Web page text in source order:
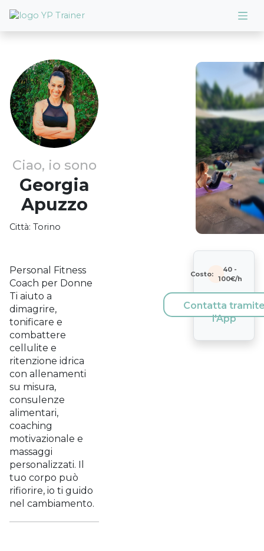
Ciao, io sono
Georgia
Apuzzo
Città: Torino
Personal Fitness
Coach per Donne
Ti aiuto a
dimagrire,
tonificare e
combattere
cellulite e
ritenzione idrica
con allenamenti
su misura,
consulenze
alimentari,
coaching
motivazionale e
massaggi
personalizzati. Il
tuo corpo può
rifiorire, io ti guido
nel cambiamento.
Costo:
40 -
100€/h
Contatta
l'App